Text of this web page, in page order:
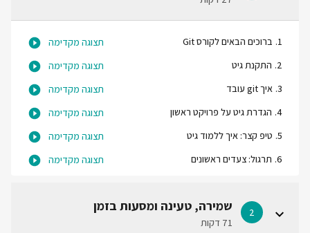
1
. ברוכים הבאים לקורס Git
תצוגה מקדימה
2
. התקנת גיט
תצוגה מקדימה
3
. איך git עובד
תצוגה מקדימה
4
. הגדרת גיט על פרויקט ראשון
תצוגה מקדימה
5
. טיפ קצר: איך ללמוד גיט
תצוגה מקדימה
6
. תרגול: צעדים ראשונים תצוגה מקדימה
2 שמירה, טעינה ומסעות בזמן
71 דקות